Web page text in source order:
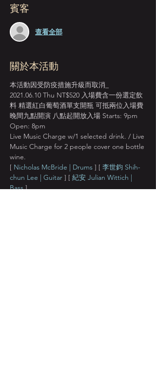
賓客
查看全部
關於本活動
本活動因受防疫措施升級而取消_
2021.06.10 Thu NT$520 入場費含一份選定飲
料 精選紅白葡萄酒單支開瓶 可抵兩位入場費
晚間九點開演 八點起開放入場 Starts: 9pm
Open: 8pm
Live Music Charge w/1 selected drink. / Live
Music Charge for 2 people cover one bottle
wine.
[ Nicholas McBride | Drums ] [ 李世鈞 Shih-
chun Lee | Guitar ] [ 紀安 Julian Wittich |
Bass ]